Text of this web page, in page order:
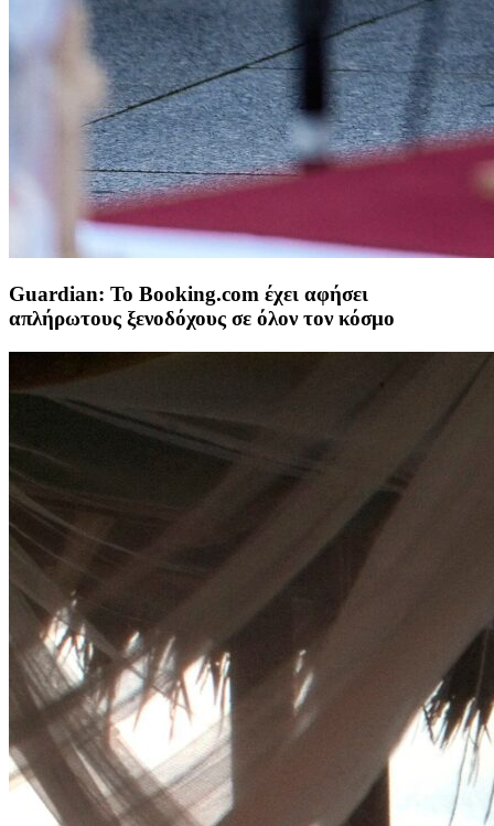
Guardian: Το Booking.com έχει αφήσει
απλήρωτους ξενοδόχους σε όλον τον κόσμο